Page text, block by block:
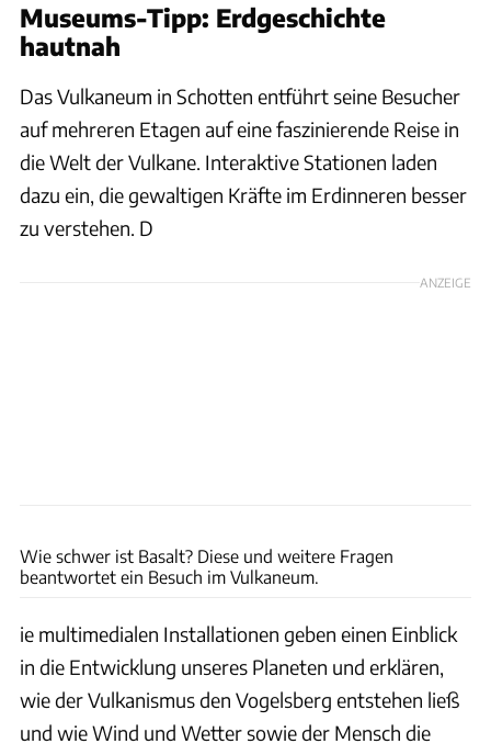
Museums-Tipp: Erdgeschichte
hautnah
Das Vulkaneum in Schotten entführt seine Besucher
auf mehreren Etagen auf eine faszinierende Reise in
die Welt der Vulkane. Interaktive Stationen laden
dazu ein, die gewaltigen Kräfte im Erdinneren besser
zu verstehen. D
ANZEIGE
Wie schwer ist Basalt? Diese und weitere Fragen
beantwortet ein Besuch im Vulkaneum.
ie multimedialen Installationen geben einen Einblick
in die Entwicklung unseres Planeten und erklären,
wie der Vulkanismus den Vogelsberg entstehen ließ
und wie Wind und Wetter sowie der Mensch die